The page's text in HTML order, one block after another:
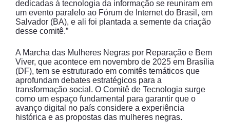
dedicadas à tecnologia da informação se reuniram em
um evento paralelo ao Fórum de Internet do Brasil, em
Salvador (BA), e ali foi plantada a semente da criação
desse comitê.”
A Marcha das Mulheres Negras por Reparação e Bem
Viver, que acontece em novembro de 2025 em Brasília
(DF), tem se estruturado em comitês temáticos que
aprofundam debates estratégicos para a
transformação social. O Comitê de Tecnologia surge
como um espaço fundamental para garantir que o
avanço digital no país considere a experiência
histórica e as propostas das mulheres negras.